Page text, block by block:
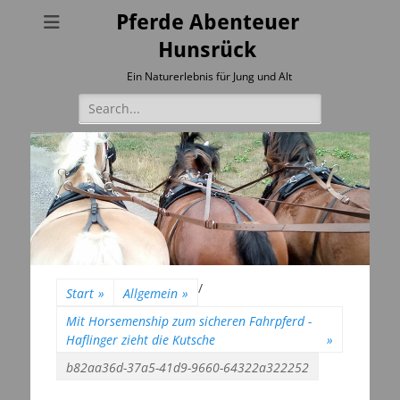
Pferde Abenteuer
Hunsrück
Ein Naturerlebnis für Jung und Alt
Suchen
nach:
Start » Allgemein »
/
Mit Horsemenship zum sicheren Fahrpferd -
Haflinger zieht die Kutsche
»
b82aa36d-37a5-41d9-9660-64322a322252